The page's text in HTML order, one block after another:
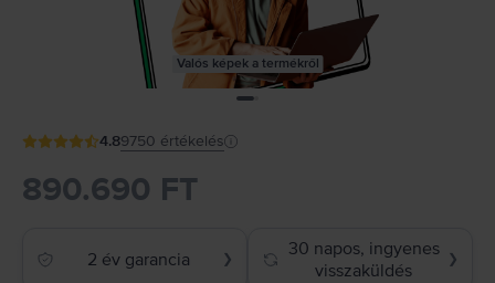
Valós képek a termékről
4.89750 értékelés
890.690 FT
2 év garancia ❯
30 napos, ingyenes
visszaküldés
❯